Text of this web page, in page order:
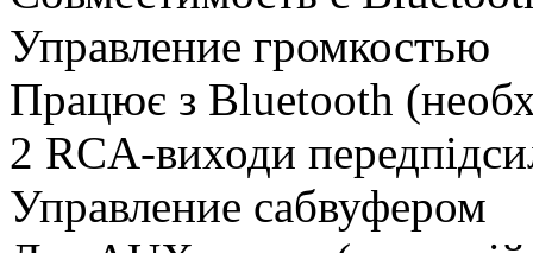
Управление громкостью
Працює з Bluetooth
2 RCA-виходи
Управление сабвуфером